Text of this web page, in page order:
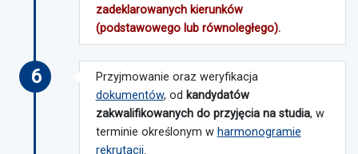
zadeklarowanych kierunków
(podstawowego lub równoległego).
Przyjmowanie oraz weryfikacja
dokumentów, od kandydatów
zakwalifikowanych do przyjęcia na studia, w
terminie określonym w harmonogramie
rekrutacji.
6